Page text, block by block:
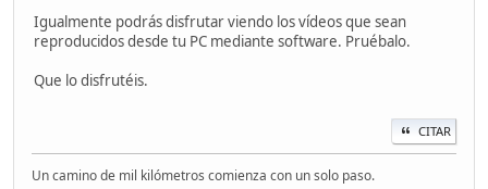
Igualmente podrás disfrutar viendo los vídeos que sean
reproducidos desde tu PC mediante software. Pruébalo.
Que lo disfrutéis.
CITAR
Un camino de mil kilómetros comienza con un solo paso.